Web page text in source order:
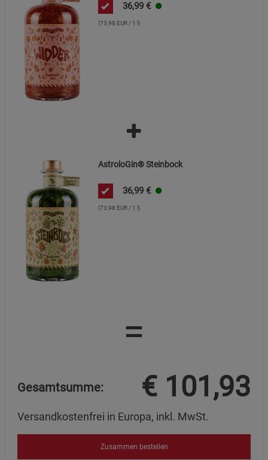
36,99 €
(73,98 EUR / 1 l)
AstroloGin® Steinbock
36,99 €
(73,98 EUR / 1 l)
=
Gesamtsumme: € 101,93
Versandkostenfrei in Europa, inkl. MwSt.
Zusammen bestellen